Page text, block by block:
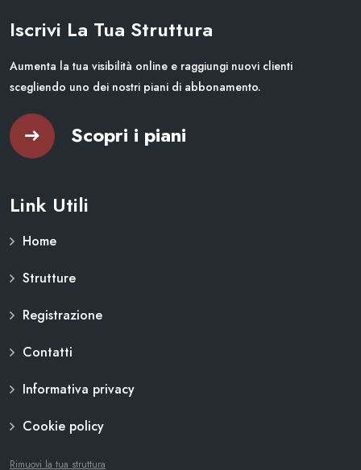
Iscrivi La Tua Struttura
Aumenta la tua visibilità online e raggiungi nuovi clienti
scegliendo uno dei nostri piani di abbonamento.
Scopri i piani
Link Utili
Home
Strutture
Registrazione
Contatti
Informativa privacy
Cookie policy
Rimuovi la tua struttura